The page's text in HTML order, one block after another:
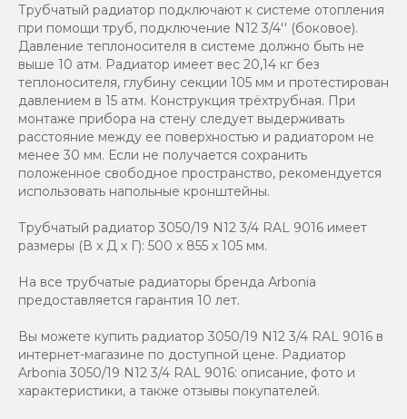
Трубчатый радиатор подключают к системе отопления
при помощи труб, подключение N12 3/4'' (боковое).
Давление теплоносителя в системе должно быть не
выше 10 атм. Радиатор имеет вес 20,14 кг без
теплоносителя, глубину секции 105 мм и протестирован
давлением в 15 атм. Конструкция трёхтрубная. При
монтаже прибора на стену следует выдерживать
расстояние между ее поверхностью и радиатором не
менее 30 мм. Если не получается сохранить
положенное свободное пространство, рекомендуется
использовать напольные кронштейны.
Трубчатый радиатор 3050/19 N12 3/4 RAL 9016 имеет
размеры (В x Д x Г): 500 x 855 x 105 мм.
На все трубчатые радиаторы бренда Аrbonia
предоставляется гарантия 10 лет.
Вы можете купить радиатор 3050/19 N12 3/4 RAL 9016 в
интернет-магазине по доступной цене. Радиатор
Arbonia 3050/19 N12 3/4 RAL 9016: описание, фото и
характеристики, а также отзывы покупателей.